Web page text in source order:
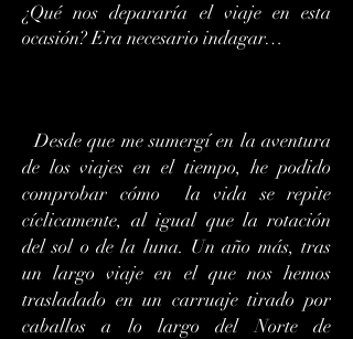
¿Qué nos depararía el viaje en esta
ocasión? Era necesario indagar…
Desde que me sumergí en la aventura
de los viajes en el tiempo, he podido
comprobar cómo la vida se repite
cíclicamente, al igual que la rotación
del sol o de la luna. Un año más, tras
un largo viaje en el que nos hemos
trasladado en un carruaje tirado por
caballos a lo largo del Norte de